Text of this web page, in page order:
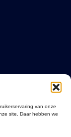
van onze
site. Daar hebben we